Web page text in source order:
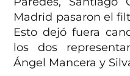
Madrid pasaron el
Esto dejó fuera
los dos
Ángel Mancera y